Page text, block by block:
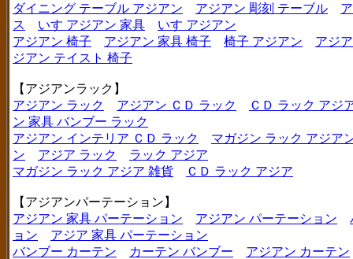
ダイニング テーブル アジアン
アジアン 彫刻 テーブル
ス
いす アジアン 家具
いす アジアン
アジアン 椅子
アジアン 家具 椅子 椅子 アジアン
アジ
ジアン テイスト 椅子
【アジアンラック】
アジアン ラック
アジアン ＣＤ ラック
ＣＤ ラック アジ
ン 家具 バンブー ラック
アジアン インテリア ＣＤ ラック
マガジン ラック アジア
ン
アジア ラック
ラック アジア
マガジン ラック アジア 雑貨
ＣＤ ラック アジア
【アジアンパーテーション】
アジアン 家具 パーテーション
アジアン パーテーション
ョン
アジア 家具 パーテーション
バンブー カーテン
カーテン バンブー
アジアン カーテン